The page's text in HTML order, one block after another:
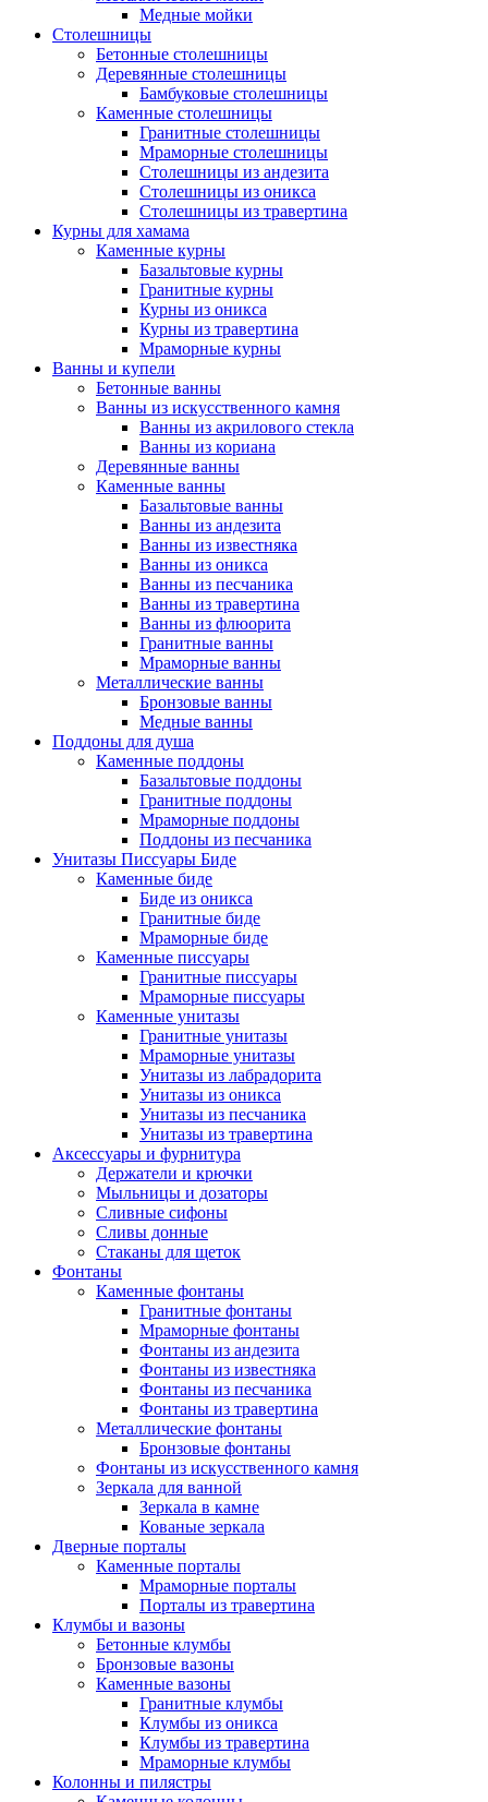
Медные мойки
Столешницы
Бетонные столешницы
Деревянные столешницы
Бамбуковые столешницы
Каменные столешницы
Гранитные столешницы
Мраморные столешницы
Столешницы из андезита
Столешницы из оникса
Столешницы из травертина
Курны для хамама
Каменные курны
Базальтовые курны
Гранитные курны
Курны из оникса
Курны из травертина
Мраморные курны
Ванны и купели
Бетонные ванны
Ванны из искусственного камня
Ванны из акрилового стекла
Ванны из кориана
Деревянные ванны
Каменные ванны
Базальтовые ванны
Ванны из андезита
Ванны из известняка
Ванны из оникса
Ванны из песчаника
Ванны из травертина
Ванны из флюорита
Гранитные ванны
Мраморные ванны
Металлические ванны
Бронзовые ванны
Медные ванны
Поддоны для душа
Каменные поддоны
Базальтовые поддоны
Гранитные поддоны
Мраморные поддоны
Поддоны из песчаника
Унитазы Писсуары Биде
Каменные биде
Биде из оникса
Гранитные биде
Мраморные биде
Каменные писсуары
Гранитные писсуары
Мраморные писсуары
Каменные унитазы
Гранитные унитазы
Мраморные унитазы
Унитазы из лабрадорита
Унитазы из оникса
Унитазы из песчаника
Унитазы из травертина
Аксессуары и фурнитура
Держатели и крючки
Мыльницы и дозаторы
Сливные сифоны
Сливы донные
Стаканы для щеток
Фонтаны
Каменные фонтаны
Гранитные фонтаны
Мраморные фонтаны
Фонтаны из андезита
Фонтаны из известняка
Фонтаны из песчаника
Фонтаны из травертина
Металлические фонтаны
Бронзовые фонтаны
Фонтаны из искусственного камня
Зеркала для ванной
Зеркала в камне
Кованые зеркала
Дверные порталы
Каменные порталы
Мраморные порталы
Порталы из травертина
Клумбы и вазоны
Бетонные клумбы
Бронзовые вазоны
Каменные вазоны
Гранитные клумбы
Клумбы из оникса
Клумбы из травертина
Мраморные клумбы
Колонны и пилястры